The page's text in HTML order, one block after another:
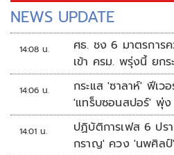
NEWS UPDATE
14:08 น.
ศธ. ชง 6 มาตรการ
เข้า ครม. พรุ่งนี้ ยกร
14:06 น.
กระแส 'ซาลาห์' ฟีเ
'แทร็บซอนสปอร์' พุ่ง
14:01 น.
ปฏิบัติการเฟส 6 ปร
กราญ' ควง 'นพศิลป์